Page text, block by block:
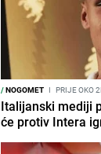
/NOGOMET I PRIJE OKO
Italijanski mediji
će protiv Intera